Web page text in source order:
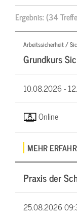
Ergebnis:(34
Arbeitssicherheit /
Grundkurs
10.08.2026 -
Online
MEHR
Praxis der
25.08.2026